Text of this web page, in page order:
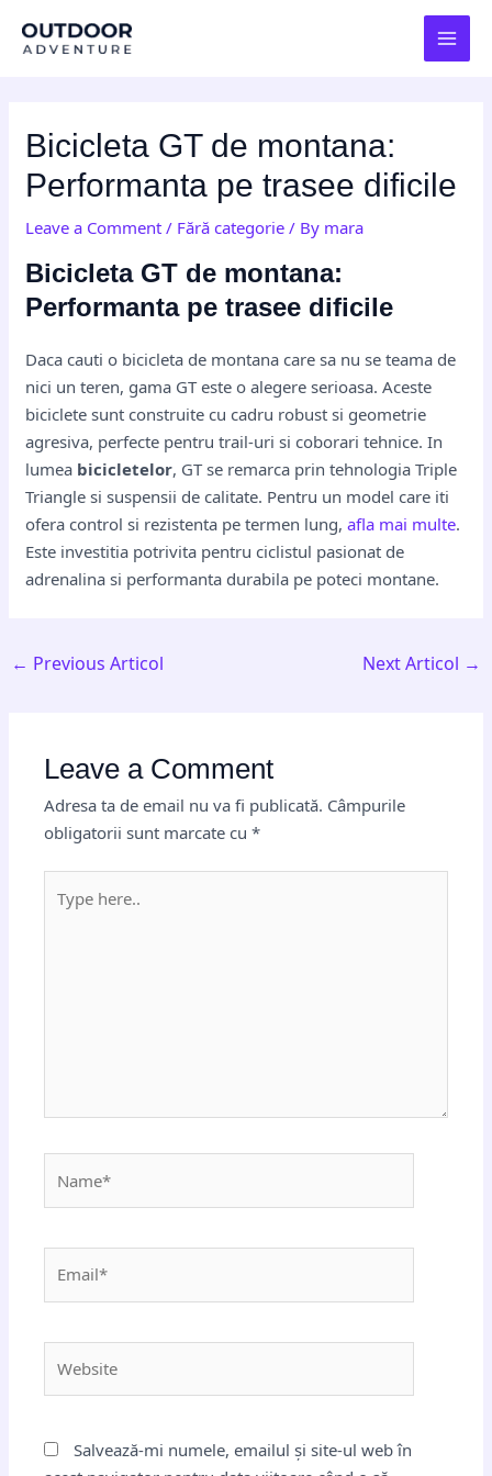
Bicicleta GT de montana:
Performanta pe trasee dificile
Leave a Comment / Fără categorie / By mara
Bicicleta GT de montana:
Performanta pe trasee dificile
Daca cauti o bicicleta de montana care sa nu se teama de
nici un teren, gama GT este o alegere serioasa. Aceste
biciclete sunt construite cu cadru robust si geometrie
agresiva, perfecte pentru trail-uri si coborari tehnice. In
lumea bicicletelor, GT se remarca prin tehnologia Triple
Triangle si suspensii de calitate. Pentru un model care iti
ofera control si rezistenta pe termen lung,afla mai multe.
Este investitia potrivita pentru ciclistul pasionat de
adrenalina si performanta durabila pe poteci montane.
navigation
← Previous Articol Next Articol →
Leave a Comment
Adresa ta de email nu va fi publicată. Câmpurile
obligatorii sunt marcate cu*
here..
Salvează-mi numele, emailul și site-ul web în